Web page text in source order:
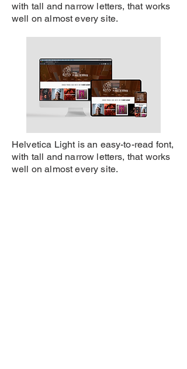
with tall and narrow letters, that works
well on almost every site.
Helvetica Light is an easy-to-read font,
with tall and narrow letters, that works
well on almost every site.